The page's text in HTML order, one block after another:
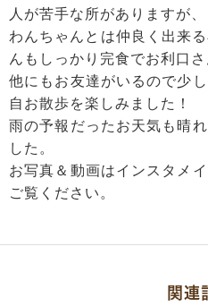
人が苦手な所がありますが、
わんちゃんとは仲良く出来
んもしっかり完食でお利口さ
他にもお友達がいるので少
自お散歩を楽しみました！
雨の予報だったお天気も晴
した。
お写真＆動画はインスタメ
ご覧ください。
関連